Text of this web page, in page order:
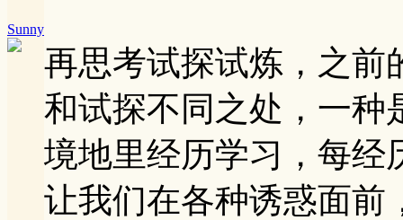
Sunny
再思考试探试炼，之前
和试探不同之处，一种
境地里经历学习，每经
让我们在各种诱惑面前